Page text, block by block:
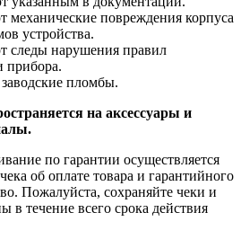
механические повреждения корпуса
устройства.
следы нарушения правил
прибора.
пломбы.
на аксессуары и
по гарантии осуществляется
об оплате товара и гарантийного
Пожалуйста, сохраняйте чеки и
в течение всего срока действия